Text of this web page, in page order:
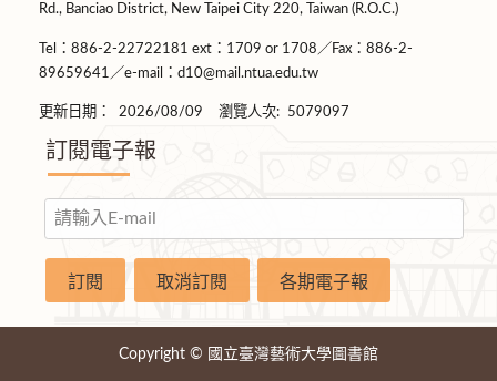
Rd., Banciao District, New Taipei City 220, Taiwan (R.O.C.)
Tel：886-2-22722181 ext：1709 or 1708／Fax：886-2-
89659641／e-mail：d10@mail.ntua.edu.tw
更新日期： 2026/08/09 瀏覽人次: 5079097
訂閱電子報
Copyright © 國立臺灣藝術大學圖書館